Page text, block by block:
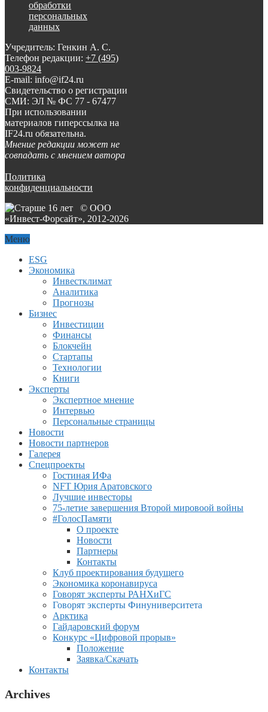
обработки
персональных
данных
Учредитель: Генкин А. С.
Телефон редакции: +7 (495)
003-9824
E-mail: info@if24.ru
Свидетельство о регистрации
СМИ: ЭЛ № ФС 77 - 67477
При использовании
материалов гиперссылка на
IF24.ru обязательна.
Мнение редакции может не
совпадать с мнением автора
Политика
конфиденциальности
© ООО
«Инвест-Форсайт», 2012-2026
Меню
ESG
Экономика
Инвестклимат
Аналитика
Прогнозы
Бизнес
Инвестиции
Финансы
Блокчейн
Стартапы
Технологии
Книги
Эксперты
Экспертное мнение
Интервью
Персональные страницы
Новости
Новости партнеров
Галерея
Спецпроекты
Гостиная ИФа
NFT Юрия Аратовского
Лучшие инвесторы
75-летие завершения Второй мировоой войны
#ГолосПамяти
О проекте
Новости
Партнеры
Контакты
Клуб проектирования будущего
Экономика коронавируса
Говорят эксперты РАНХиГС
Говорят эксперты Финуниверситета
Арктика
Гайдаровский форум
Конкурс «Цифровой прорыв»
Положение
Заявка/Скачать
Контакты
Archives